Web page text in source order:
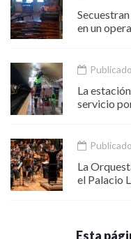
en un
La
servicio
La
el Palacio
Esta